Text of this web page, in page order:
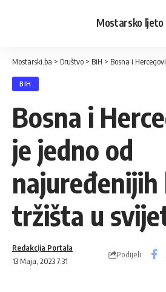
Mostarsko ljeto
Mostarski.ba > Društvo > BiH > Bosna i Hercegovina je
BIH
Bosna i
je jedno od
najuređenijih
tržišta u
13 Maja, 2023 7:31
Redakcija Portala
Podijeli